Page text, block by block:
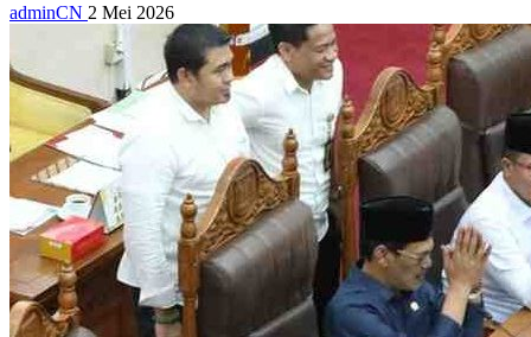
adminCN 2 Mei 2026